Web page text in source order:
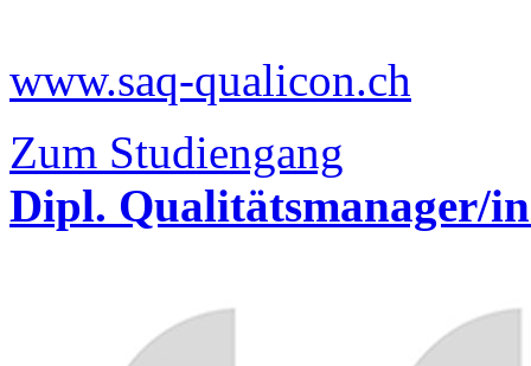
www.saq-qualicon.ch
Zum Studiengang
Dipl. Qualitätsmanager/